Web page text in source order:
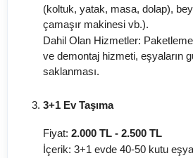
(koltuk, yatak, masa, dolap),
çamaşır makinesi vb.).
Dahil Olan Hizmetler:
ve demontaj hizmeti, eşyaların
saklanması.
3+1 Ev Taşıma
Fiyat: 2.000 TL - 2.500 TL
İçerik: 3+1 evde 40-50 kutu